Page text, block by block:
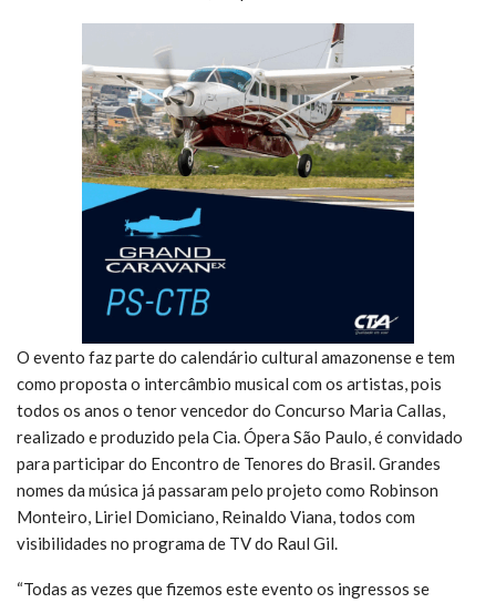
O evento faz parte do calendário cultural amazonense e tem
como proposta o intercâmbio musical com os artistas, pois
todos os anos o tenor vencedor do Concurso Maria Callas,
realizado e produzido pela Cia. Ópera São Paulo, é convidado
para participar do Encontro de Tenores do Brasil. Grandes
nomes da música já passaram pelo projeto como Robinson
Monteiro, Liriel Domiciano, Reinaldo Viana, todos com
visibilidades no programa de TV do Raul Gil.
“Todas as vezes que fizemos este evento os ingressos se